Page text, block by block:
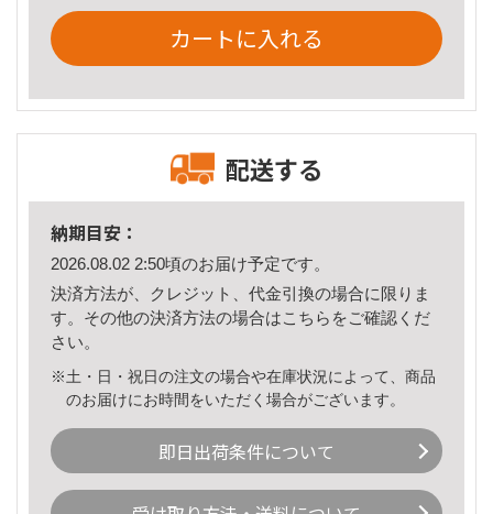
カートに入れる
配送する
納期目安：
2026.08.02 2:50頃のお届け予定です。
決済方法が、クレジット、代金引換の場合に限りま
す。その他の決済方法の場合はこちら をご確認くだ
さい。
※土・日・祝日の注文の場合や在庫状況によって、商品
のお届けにお時間をいただく場合がございます。
即日出荷条件について